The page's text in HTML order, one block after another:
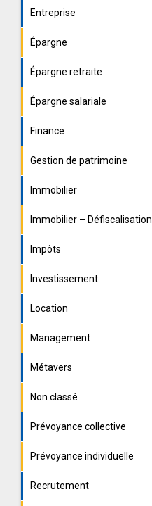
Entreprise
Épargne
Épargne retraite
Épargne salariale
Finance
Gestion de patrimoine
Immobilier
Immobilier – Défiscalisation
Impôts
Investissement
Location
Management
Métavers
Non classé
Prévoyance collective
Prévoyance individuelle
Recrutement